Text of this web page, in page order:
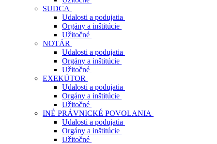
SUDCA
Udalosti a podujatia
Orgány a inštitúcie
Užitočné
NOTÁR
Udalosti a podujatia
Orgány a inštitúcie
Užitočné
EXEKÚTOR
Udalosti a podujatia
Orgány a inštitúcie
Užitočné
INÉ PRÁVNICKÉ POVOLANIA
Udalosti a podujatia
Orgány a inštitúcie
Užitočné